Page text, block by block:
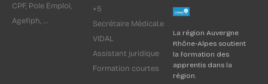
CPF, Pole Emploi,
Agefiph, ...
+5
Secrétaire Médical.e
VIDAL
Assistant juridique
Formation courtes
La région Auvergne
Rhône-Alpes soutient
la formation des
apprentis dans la
région.